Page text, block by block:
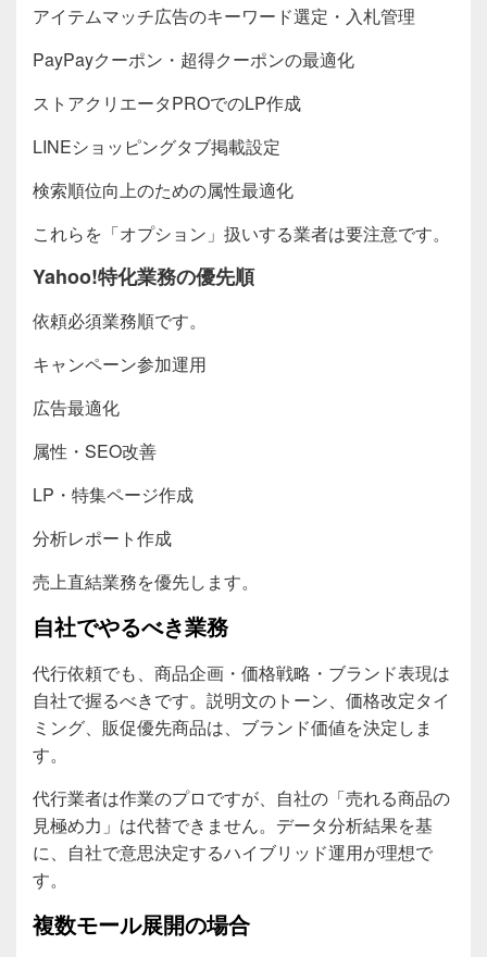
アイテムマッチ広告のキーワード選定・入札管理
PayPayクーポン・超得クーポンの最適化
ストアクリエータPROでのLP作成
LINEショッピングタブ掲載設定
検索順位向上のための属性最適化
これらを「オプション」扱いする業者は要注意です。
Yahoo!特化業務の優先順
依頼必須業務順です。
キャンペーン参加運用
広告最適化
属性・SEO改善
LP・特集ページ作成
分析レポート作成
売上直結業務を優先します。
自社でやるべき業務
代行依頼でも、商品企画・価格戦略・ブランド表現は
自社で握るべきです。説明文のトーン、価格改定タイ
ミング、販促優先商品は、ブランド価値を決定しま
す。
代行業者は作業のプロですが、自社の「売れる商品の
見極め力」は代替できません。データ分析結果を基
に、自社で意思決定するハイブリッド運用が理想で
す。
複数モール展開の場合